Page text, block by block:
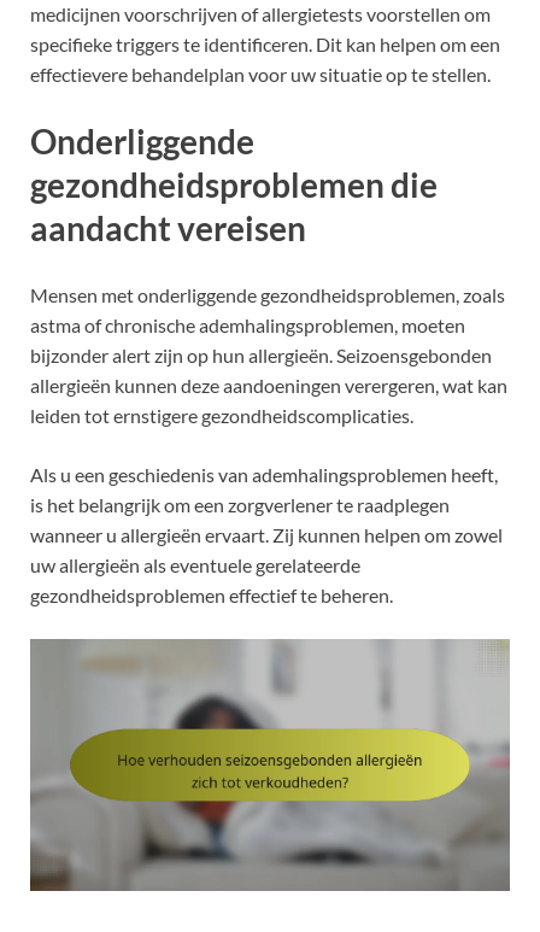
medicijnen voorschrijven of allergietests voorstellen om
specifieke triggers te identificeren. Dit kan helpen om een
effectievere behandelplan voor uw situatie op te stellen.
Onderliggende
gezondheidsproblemen die
aandacht vereisen
Mensen met onderliggende gezondheidsproblemen, zoals
astma of chronische ademhalingsproblemen, moeten
bijzonder alert zijn op hun allergieën. Seizoensgebonden
allergieën kunnen deze aandoeningen verergeren, wat kan
leiden tot ernstigere gezondheidscomplicaties.
Als u een geschiedenis van ademhalingsproblemen heeft,
is het belangrijk om een zorgverlener te raadplegen
wanneer u allergieën ervaart. Zij kunnen helpen om zowel
uw allergieën als eventuele gerelateerde
gezondheidsproblemen effectief te beheren.